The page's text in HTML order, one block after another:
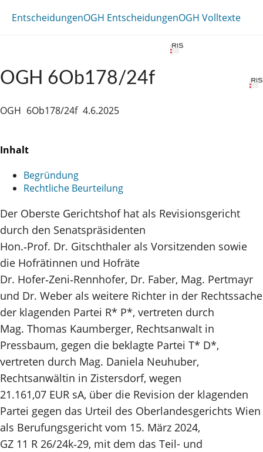
EntscheidungenOGH EntscheidungenOGH Volltexte
OGH 6Ob178/24f
OGH 6Ob178/24f 4.6.2025
Inhalt
Begründung
Rechtliche Beurteilung
Der Oberste Gerichtshof hat als Revisionsgericht
durch den Senatspräsidenten
Hon.‑Prof. Dr. Gitschthaler als Vorsitzenden sowie
die Hofrätinnen und Hofräte
Dr. Hofer‑Zeni‑Rennhofer, Dr. Faber, Mag. Pertmayr
und Dr. Weber als weitere Richter in der Rechtssache
der klagenden Partei R* P*, vertreten durch
Mag. Thomas Kaumberger, Rechtsanwalt in
Pressbaum, gegen die beklagte Partei T* D*,
vertreten durch Mag. Daniela Neuhuber,
Rechtsanwältin in Zistersdorf, wegen
21.161,07 EUR sA, über die Revision der klagenden
Partei gegen das Urteil des Oberlandesgerichts Wien
als Berufungsgericht vom 15. März 2024,
GZ 11 R 26/24k‑29, mit dem das Teil- und